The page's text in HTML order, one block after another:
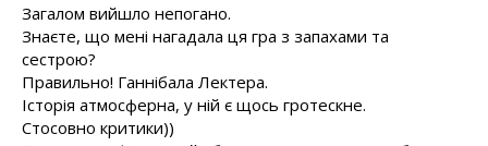
Загалом вийшло непогано.
Знаєте, що мені нагадала ця гра з запахами та
сестрою?
Правильно! Ганнібала Лектера.
Історія атмосферна, у ній є щось гротескне.
Стосовно критики))